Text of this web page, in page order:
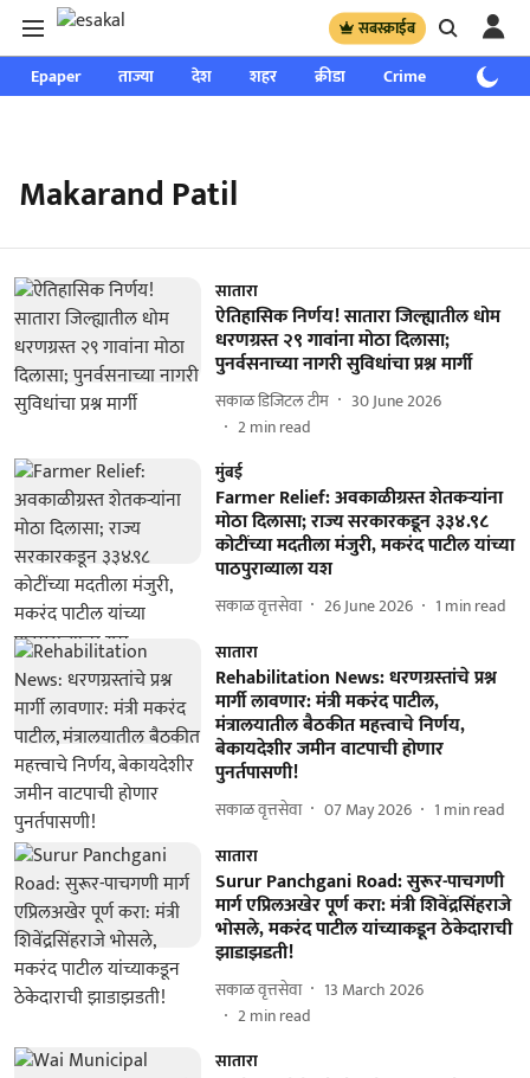
सबस्क्राईब
Epaper ताज्या देश शहर क्रीडा Crime साप्ताहिक
Makarand Patil
सातारा
ऐतिहासिक निर्णय! सातारा जिल्ह्यातील धोम
धरणग्रस्त २९ गावांना मोठा दिलासा;
पुनर्वसनाच्या नागरी सुविधांचा प्रश्न मार्गी
सकाळ डिजिटल टीम
30 June 2026
2min read
मुंबई
Farmer Relief: अवकाळीग्रस्त शेतकऱ्यांना
मोठा दिलासा; राज्य सरकारकडून ३३४.९८
कोटींच्या मदतीला मंजुरी, मकरंद पाटील यांच्या
पाठपुराव्याला यश
सकाळ वृत्तसेवा 26 June 2026 1 min read
सातारा
Rehabilitation News: धरणग्रस्तांचे प्रश्न
मार्गी लावणार: मंत्री मकरंद पाटील,
मंत्रालयातील बैठकीत महत्त्वाचे निर्णय,
बेकायदेशीर जमीन वाटपाची होणार
पुनर्तपासणी!
सकाळ वृत्तसेवा 07 May 2026 1 min read
सातारा
Surur Panchgani Road: सुरूर-पाचगणी
मार्ग एप्रिलअखेर पूर्ण करा: मंत्री शिवेंद्रसिंहराजे
भोसले, मकरंद पाटील यांच्याकडून ठेकेदाराची
झाडाझडती!
सकाळ वृत्तसेवा
13 March 2026
2min read
सातारा